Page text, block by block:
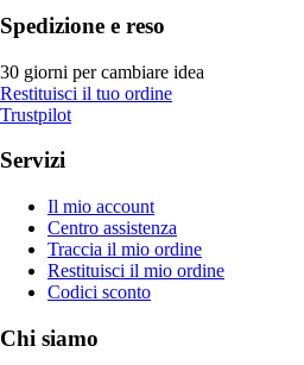
Spedizione e reso
30 giorni per cambiare idea
Restituisci il tuo ordine
Trustpilot
Servizi
Il mio account
Centro assistenza
Traccia il mio ordine
Restituisci il mio ordine
Codici sconto
Chi siamo